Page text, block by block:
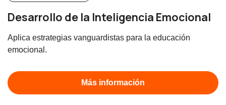
Desarrollo de la Inteligencia Emocional
Aplica estrategias vanguardistas para la educación
emocional.
Más información